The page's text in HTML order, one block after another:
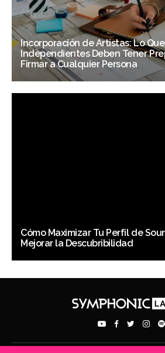
Incorporación de Artistas: Lo
Independientes Deben Tener
Firmar a Cualquier Persona
Cómo Maximizar Tu Perfil de
Mejorar la Descubribilidad